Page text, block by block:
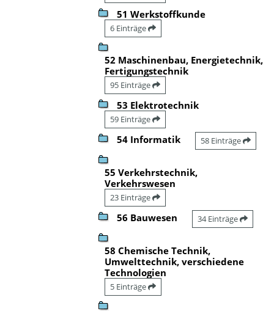
51 Werkstoffkunde
6 Einträge
52 Maschinenbau, Energietechnik,
Fertigungstechnik
95 Einträge
53 Elektrotechnik
59 Einträge
54 Informatik 58 Einträge
55 Verkehrstechnik,
Verkehrswesen
23 Einträge
56 Bauwesen 34 Einträge
58 Chemische Technik,
Umwelttechnik, verschiedene
Technologien
5 Einträge